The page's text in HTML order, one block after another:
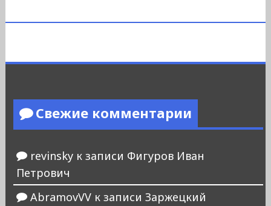
Свежие комментарии
revinskyк записи Фигуров Иван
Петрович
AbramovVVк записи Заржецкий